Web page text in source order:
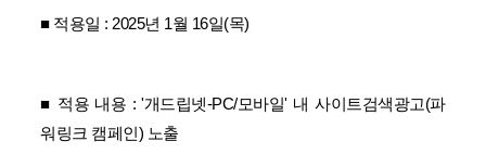
■ 적용일 : 2025년 1월 16일(목)
■ 적용 내용 : '개드립넷-PC/모바일' 내 사이트검색광고(파
워링크 캠페인) 노출